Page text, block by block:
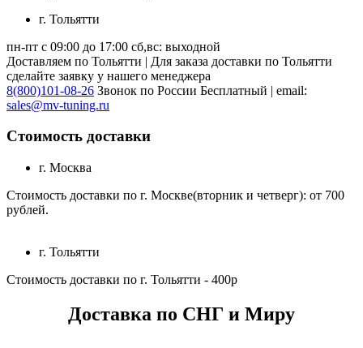
г. Тольятти
пн-пт с 09:00 до 17:00 сб,вс: выходной
Доставляем по Тольятти | Для заказа доставки по Тольятти
сделайте заявку у нашего менеджера
8(800)101-08-26 Звонок по России Бесплатный | email:
sales@mv-tuning.ru
Стоимость доставки
г. Москва
Стоимость доставки по г. Москве(вторник и четверг): от 700
рублей.
г. Тольятти
Стоимость доставки по г. Тольятти - 400р
Доставка по СНГ и Миру